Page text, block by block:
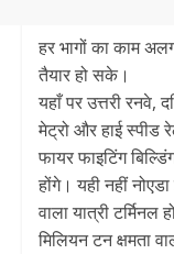
हर भागों का काम
तैयार हो सके।
यहाँ पर उत्तरी रनवे,
मेट्रो और हाई स्पीड
फायर फाइटिंग
होंगे। यही नहीं
वाला यात्री
मिलियन टन क्षमता